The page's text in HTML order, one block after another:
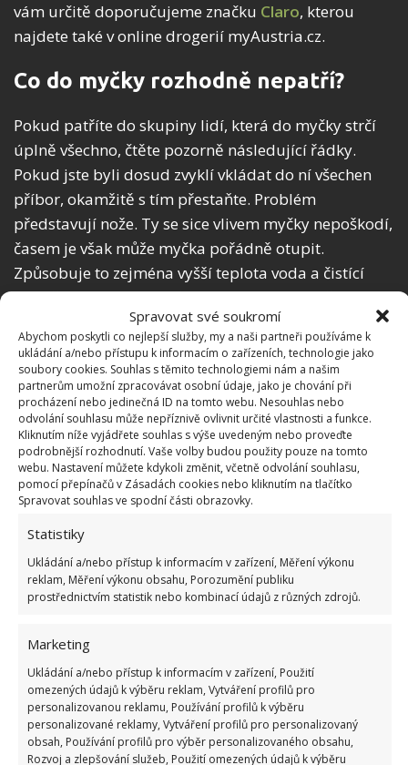
Spravovat své soukromí
Abychom poskytli co nejlepší služby, my a naši partneři používáme k
ukládání a/nebo přístupu k informacím o zařízeních, technologie jako
soubory cookies. Souhlas s těmito technologiemi nám a našim
partnerům umožní zpracovávat osobní údaje, jako je chování při
procházení nebo jedinečná ID na tomto webu. Nesouhlas nebo
odvolání souhlasu může nepříznivě ovlivnit určité vlastnosti a funkce.
Kliknutím níže vyjádřete souhlas s výše uvedeným nebo proveďte
podrobnější rozhodnutí. Vaše volby budou použity pouze na tomto
webu. Nastavení můžete kdykoli změnit, včetně odvolání souhlasu,
pomocí přepínačů v Zásadách cookies nebo kliknutím na tlačítko
Spravovat souhlas ve spodní části obrazovky.
Statistiky
Ukládání a/nebo přístup k informacím v zařízení, Měření výkonu
reklam, Měření výkonu obsahu, Porozumění publiku
prostřednictvím statistik nebo kombinací údajů z různých zdrojů.
Marketing
Ukládání a/nebo přístup k informacím v zařízení, Použití
omezených údajů k výběru reklam, Vytváření profilů pro
personalizovanou reklamu, Používání profilů k výběru
personalizované reklamy, Vytváření profilů pro personalizovaný
obsah, Používání profilů pro výběr personalizovaného obsahu,
Rozvoj a zlepšování služeb, Použití omezených údajů k výběru
vám určitě doporučujeme značku Claro, kterou
najdete také v online drogerií myAustria.cz.
Co do myčky rozhodně nepatří?
Pokud patříte do skupiny lidí, která do myčky strčí
úplně všechno, čtěte pozorně následující řádky.
Pokud jste byli dosud zvyklí vkládat do ní všechen
příbor, okamžitě s tím přestaňte. Problém
představují nože. Ty se sice vlivem myčky nepoškodí,
časem je však může myčka pořádně otupit.
Způsobuje to zejména vyšší teplota voda a čistící
prostředky, které narušují vrstvu oceli. Totéž
samozřejmě patří i pro různé škrabky a struhadla,
které na rozdíl od nožů již opětovně nenabrousíte.
Do myčky také nikdy nevkládejte příbor s dřevěnou
rukojetí a také nic dřevěné a zároveň i lepené. Důvod
je přitom prostý. Časem se totiž může stát, že tyto
lepené či dřevěné části se začnou od těch kovových
odlepovat.
Problémem mohou být i plastové předměty. Ty se
totiž pod vlivem horké vody mohou začít
deformovat, proto si vždy nejdříve přečtěte návod a
pokud se jinak nedá, ukládejte je spíše do horní části
naběračky a pozor byste si měli dát i při teflonu.
Méně kvalitní teflon se totiž časem může začít
odlupovat, důsledkem čehož jej můžete vyhodit.
Do myčky také neplatí nádobí, které je zdobeno ať